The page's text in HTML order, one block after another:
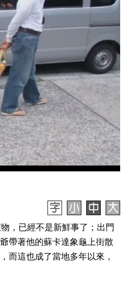
，已經不是新鮮事了；出門
帶著他的蘇卡達象龜上街散
而這也成了當地多年以來，